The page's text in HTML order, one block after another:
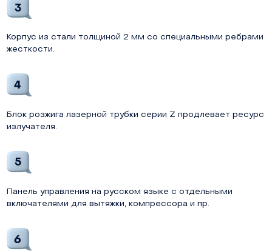
3
Корпус из стали толщиной 2 мм со специальными ребрами
жесткости.
4
Блок розжига лазерной трубки серии Z продлевает ресурс
излучателя.
5
Панель управления на русском языке с отдельными
включателями для вытяжки, компрессора и пр.
6